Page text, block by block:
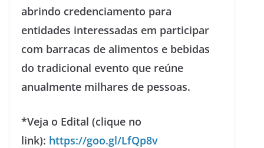
abrindo credenciamento para
entidades interessadas em participar
com barracas de alimentos e bebidas
do tradicional evento que reúne
anualmente milhares de pessoas.
*Veja o Edital (clique no
link): https://goo.gl/LfQp8v